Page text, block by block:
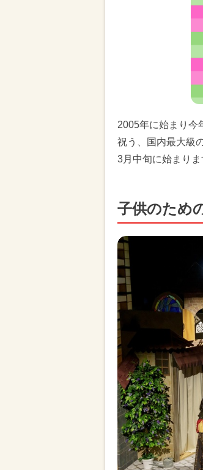
2005年に始まり今
祝う、国内最大級
3月中旬に始まりま
子供のため